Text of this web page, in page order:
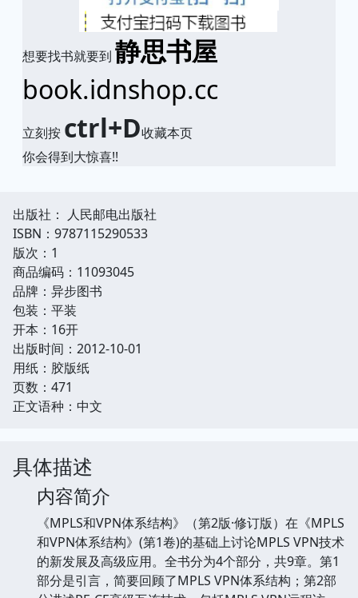
想要找书就要到 静思书屋
book.idnshop.cc
立刻按 ctrl+D收藏本页
你会得到大惊喜!!
出版社： 人民邮电出版社
ISBN：9787115290533
版次：1
商品编码：11093045
品牌：异步图书
包装：平装
开本：16开
出版时间：2012-10-01
用纸：胶版纸
页数：471
正文语种：中文
具体描述
内容简介
《MPLS和VPN体系结构》（第2版·修订版）在《MPLS
和VPN体系结构》(第1卷)的基础上讨论MPLS VPN技术
的新发展及高级应用。全书分为4个部分，共9章。第1
部分是引言，简要回顾了MPLS VPN体系结构；第2部